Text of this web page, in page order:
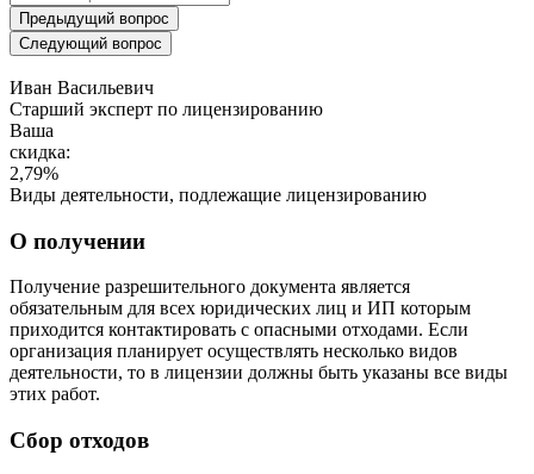
Предыдущий вопрос
Следующий вопрос
Иван Васильевич
Cтарший эксперт по лицензированию
Ваша
скидка:
2,79%
Виды деятельности, подлежащие лицензированию
О получении
Получение разрешительного документа является
обязательным для всех юридических лиц и ИП которым
приходится контактировать с опасными отходами. Если
организация планирует осуществлять несколько видов
деятельности, то в лицензии должны быть указаны все виды
этих работ.
Сбор отходов